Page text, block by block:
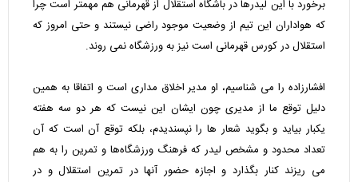
برخورد با این لیدرها در باشگاه استقلال از قهرمانی هم مهمتر است چرا
که هواداران این تیم از وضعیت موجود راضی نیستند و حتی امروز که
استقلال در کورس قهرمانی است نیز به ورزشگاه نمی روند.
افشارزاده را می شناسیم، او مدیر اخلاق مداری است و اتفاقا به همین
دلیل توقع ما از مدیری چون ایشان این نیست که هر دو سه هفته
یکبار بیاید و بگوید شعار ها را نپسندیدم، بلکه توقع آن است که آن
تعداد محدود و مشخص لیدر که فرهنگ ورزشگاه‌ها و تمرین را به هم
می ریزند کنار بگذارد و اجازه حضور آنها در تمرین استقلال و در